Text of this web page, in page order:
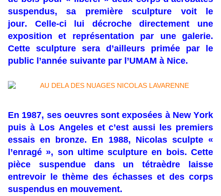
suspendus, sa première sculpture voit le
jour. Celle-ci lui décroche directement une
exposition et représentation par une galerie.
Cette sculpture sera d’ailleurs primée par le
public l’année suivante par l’UMAM à Nice.
En 1987, ses oeuvres sont exposées à New York
puis à Los Angeles et c’est aussi les premiers
essais en bronze. En 1988, Nicolas sculpte «
l’enragé », son ultime sculpture en bois. Cette
pièce suspendue dans un tétraèdre laisse
entrevoir le thème des échasses et des corps
suspendus en mouvement.